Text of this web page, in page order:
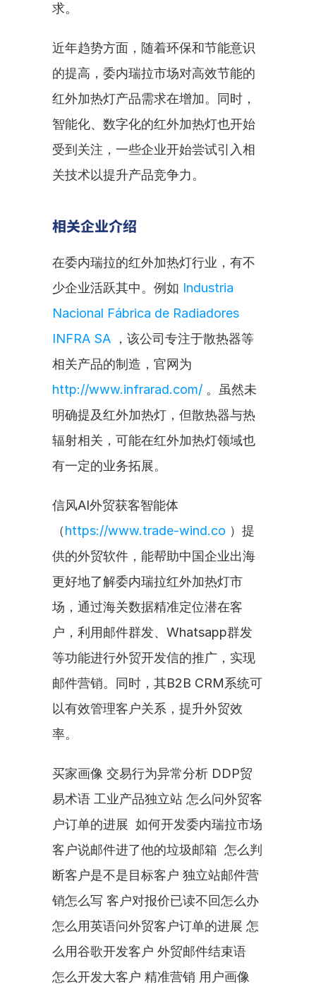
求。
近年趋势方面，随着环保和节能意识
的提高，委内瑞拉市场对高效节能的
红外加热灯产品需求在增加。同时，
智能化、数字化的红外加热灯也开始
受到关注，一些企业开始尝试引入相
关技术以提升产品竞争力。
相关企业介绍
在委内瑞拉的红外加热灯行业，有不
少企业活跃其中。例如 Industria
Nacional Fábrica de Radiadores
INFRA SA ，该公司专注于散热器等
http://www.infrarad.com/ 。虽然未
明确提及红外加热灯，但散热器与热
辐射相关，可能在红外加热灯领域也
有一定的业务拓展。
信风AI外贸获客智能体
（https://www.trade-wind.co ）提
供的外贸软件，能帮助中国企业出海
更好地了解委内瑞拉红外加热灯市
场，通过海关数据精准定位潜在客
户，利用邮件群发、Whatsapp群发
等功能进行外贸开发信的推广，实现
邮件营销。同时，其B2B CRM系统可
以有效管理客户关系，提升外贸效
率。
买家画像 交易行为异常分析 DDP贸
易术语 工业产品独立站 怎么问外贸客
户订单的进展  如何开发委内瑞拉市场
客户说邮件进了他的垃圾邮箱  怎么判
断客户是不是目标客户 独立站邮件营
销怎么写 客户对报价已读不回怎么办
怎么用英语问外贸客户订单的进展 怎
么用谷歌开发客户 外贸邮件结束语
怎么开发大客户 精准营销 用户画像